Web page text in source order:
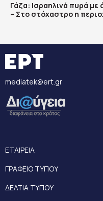
Γάζα: Ισραηλινά πυρά
– Στο στόχαστρο η
mediatek@ert.gr
ΕΤΑΙΡΕΙΑ
ΓΡΑΦΕΙΟ ΤΥΠΟΥ
ΔΕΛΤΙΑ ΤΥΠΟΥ